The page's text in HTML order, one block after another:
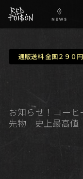
FB
通販送料 全国２９０円
お知らせ！コー
先物 史上最高値